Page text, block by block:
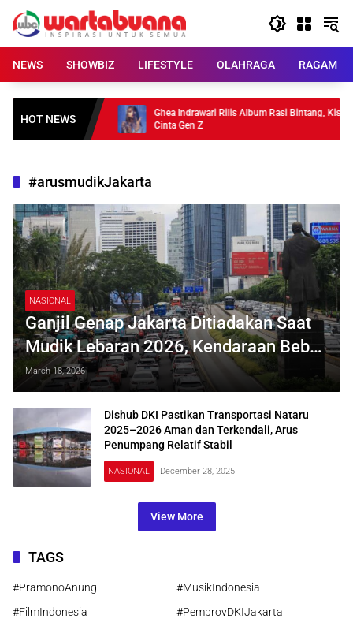
content
NEWS
SHOWBIZ LIFESTYLE OLAHRAGA RAGAM
HOT NEWS
untuk
Ghea Indrawari Rilis Album Rasi Bintang, Kisah
Cinta Gen Z
#arusmudikJakarta
NASIONAL
Ganjil Genap Jakarta Ditiadakan Saat
Mudik Lebaran 2026, Kendaraan Bebas
Melintas! Ini Jadwal dan Alasannya
March 18, 2026
Dishub DKI Pastikan Transportasi Nataru
2025–2026 Aman dan Terkendali, Arus
Penumpang Relatif Stabil
NASIONAL December 28, 2025
View More
TAGS
#PramonoAnung
#MusikIndonesia
#FilmIndonesia
#PemprovDKIJakarta